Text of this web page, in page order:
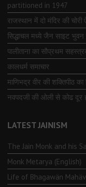
partitioned in 1947
राजस्थान में दो मंदिर की
सिद्धाचल मध्ये जैन साइट भुवन
पालीताना का सौप्रथम
कालधर्म समाचार
माणिभद्र वीर की शक्तिपीठ का
नवपदजी की ओली से कोढ दूर
LATEST JAINISM
The Jain Monk and his
Monk Metarya (English)
Life of Bhagawän